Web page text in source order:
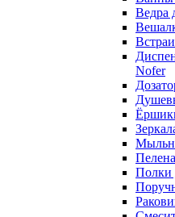
Ведра
Nofer
Полки